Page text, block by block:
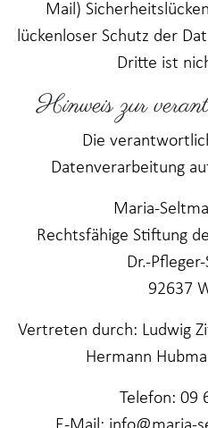
Mail)
lückenloser Schutz der
Dritte ist
Hinweis zur
Die
Datenverarbeitung
Maria-
Rechtsfähige Stiftung
Dr.-
92637
Vertreten durch: Ludwig
Hermann
Telefon: 09